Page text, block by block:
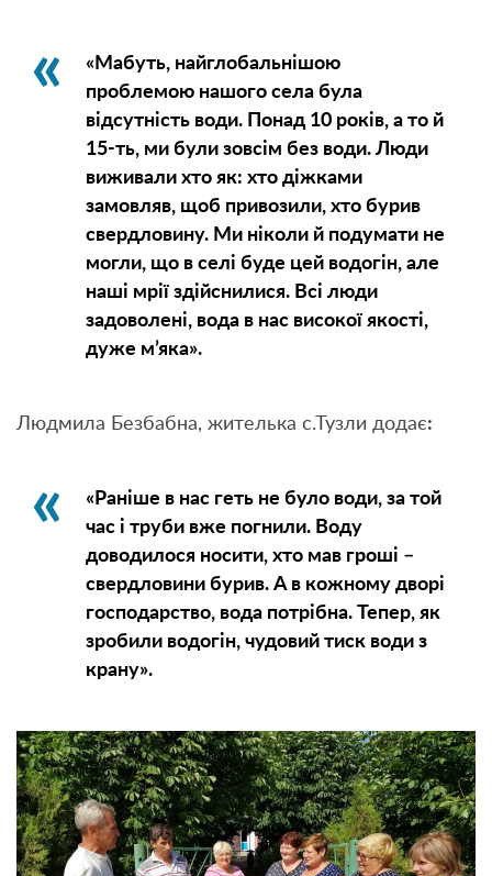
«Мабуть, найглобальнішою
проблемою нашого села була
відсутність води. Понад 10 років, а то й
15-ть, ми були зовсім без води. Люди
виживали хто як: хто діжками
замовляв, щоб привозили, хто бурив
свердловину. Ми ніколи й подумати не
могли, що в селі буде цей водогін, але
наші мрії здійснилися. Всі люди
задоволені, вода в нас високої якості,
дуже м’яка».
Людмила Безбабна, жителька с.Тузли додає:
«Раніше в нас геть не було води, за той
час і труби вже погнили. Воду
доводилося носити, хто мав гроші –
свердловини бурив. А в кожному дворі
господарство, вода потрібна. Тепер, як
зробили водогін, чудовий тиск води з
крану».